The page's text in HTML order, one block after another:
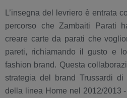
L’insegna del levriero è entrata
percorso che Zambaiti Parati
creare carte da parati che
pareti, richiamando il gusto e
fashion brand. Questa
strategia del brand Trussardi
della linea Home nel 2012/2013